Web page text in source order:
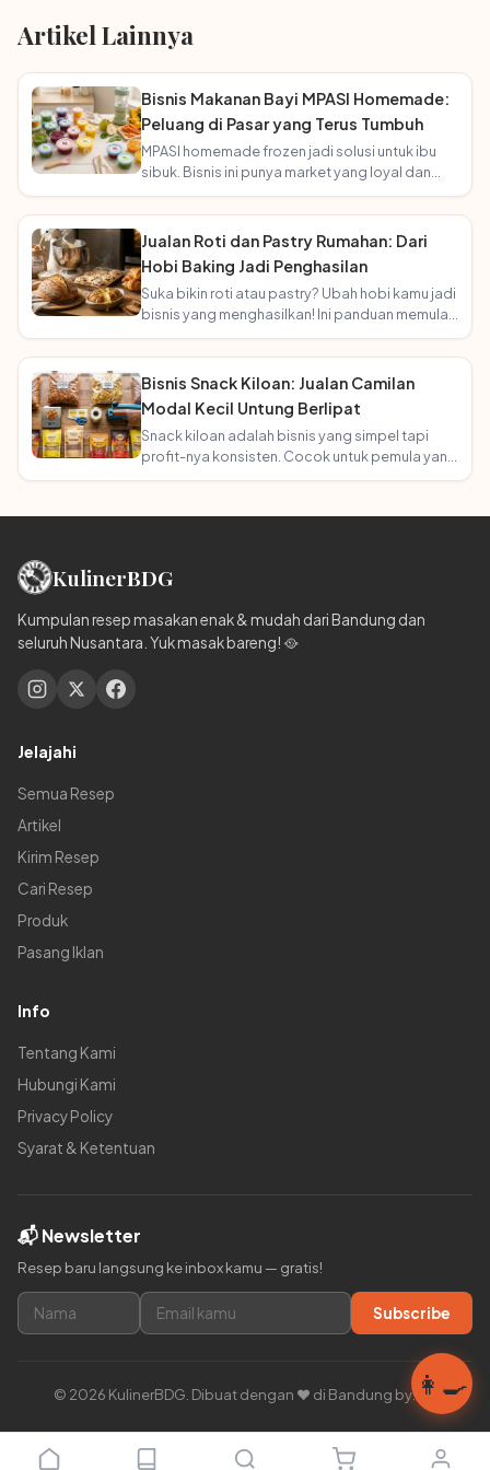
Artikel Lainnya
Bisnis Makanan Bayi MPASI Homemade:
Peluang di Pasar yang Terus Tumbuh
MPASI homemade frozen jadi solusi untuk ibu
sibuk. Bisnis ini punya market yang loyal dan
terus bertambah seiring angka kelahiran!
Jualan Roti dan Pastry Rumahan: Dari
Hobi Baking Jadi Penghasilan
Suka bikin roti atau pastry? Ubah hobi kamu jadi
bisnis yang menghasilkan! Ini panduan memulai
usaha bakery rumahan.
Bisnis Snack Kiloan: Jualan Camilan
Modal Kecil Untung Berlipat
Snack kiloan adalah bisnis yang simpel tapi
profit-nya konsisten. Cocok untuk pemula yang
mau mulai tanpa ribet!
KulinerBDG
Kumpulan resep masakan enak & mudah dari Bandung dan
seluruh Nusantara. Yuk masak bareng! 🥘
Jelajahi
Semua Resep
Artikel
Kirim Resep
Cari Resep
Produk
Pasang Iklan
Info
Tentang Kami
Hubungi Kami
Privacy Policy
Syarat & Ketentuan
📬 Newsletter
Resep baru langsung ke inbox kamu — gratis!
Subscribe
© 2026 KulinerBDG. Dibuat dengan ❤️ di Bandung by:ars👩‍🍳